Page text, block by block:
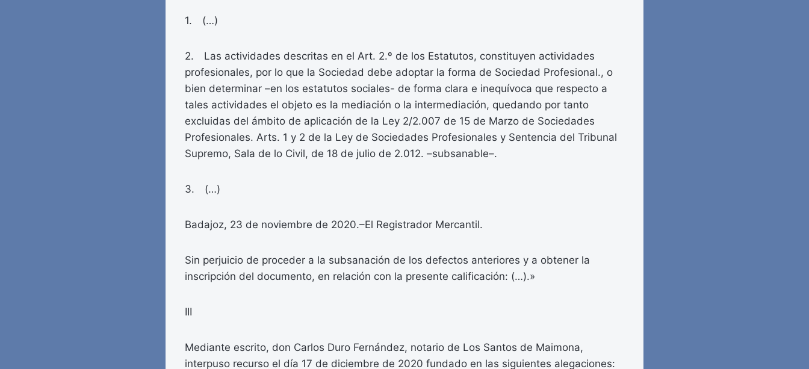
1. (…)
2. Las actividades descritas en el Art. 2.º de los Estatutos, constituyen actividades
profesionales, por lo que la Sociedad debe adoptar la forma de Sociedad Profesional., o
bien determinar –en los estatutos sociales- de forma clara e inequívoca que respecto a
tales actividades el objeto es la mediación o la intermediación, quedando por tanto
excluidas del ámbito de aplicación de la Ley 2/2.007 de 15 de Marzo de Sociedades
Profesionales. Arts. 1 y 2 de la Ley de Sociedades Profesionales y Sentencia del Tribunal
Supremo, Sala de lo Civil, de 18 de julio de 2.012. –subsanable–.
3. (…)
Badajoz, 23 de noviembre de 2020.–El Registrador Mercantil.
Sin perjuicio de proceder a la subsanación de los defectos anteriores y a obtener la
inscripción del documento, en relación con la presente calificación: (…).»
III
Mediante escrito, don Carlos Duro Fernández, notario de Los Santos de Maimona,
interpuso recurso el día 17 de diciembre de 2020 fundado en las siguientes alegaciones: